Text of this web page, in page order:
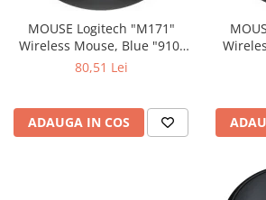
MOUSE Logitech "M171"
Wireless Mouse, Blue "910-
80,51 Lei
ADAUGA IN COS
MOUSE
Wireless